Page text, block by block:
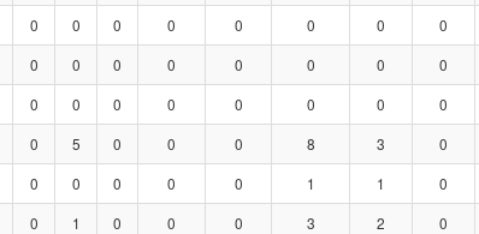
0 0 0 0 0 0 0 0
0 0 0 0 0 0 0 0
0 0 0 0 0 0 0 0
0 5 0 0 0 8 3 0
0 0 0 0 0 1 1 0
0 1 0 0 0 3 2 0